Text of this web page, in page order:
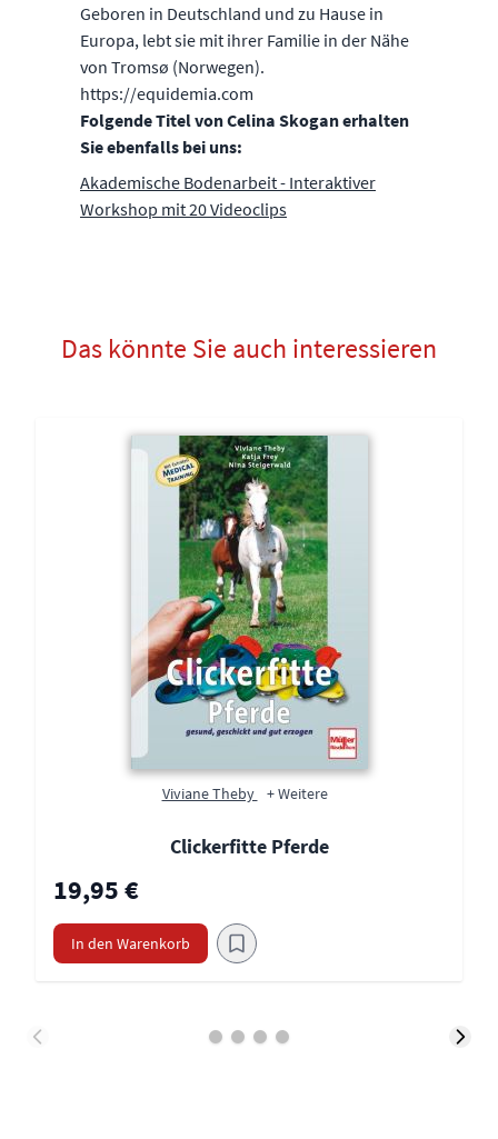
Geboren in Deutschland und zu Hause in
Europa, lebt sie mit ihrer Familie in der Nähe
von Tromsø (Norwegen).
https://equidemia.com
Folgende Titel von Celina Skogan erhalten
Sie ebenfalls bei uns:
Akademische Bodenarbeit - Interaktiver
Workshop mit 20 Videoclips
Das könnte Sie auch interessieren
Viviane Theby + Weitere
Clickerfitte Pferde
19,95 €
In den Warenkorb